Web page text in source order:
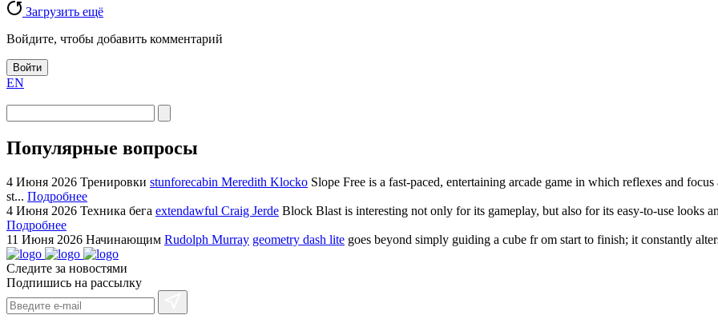
Загрузить ещё
Войдите, чтобы добавить комментарий
Войти
EN
Популярные вопросы
4 Июня 2026 Тренировки stunforecabin Meredith Klocko Slope Free is a fast-paced, entertaining arcade game in which reflexes and
st... Подробнее
4 Июня 2026 Техника бега extendawful Craig Jerde Block Blast is interesting not only for its gameplay, but also for its easy-to-use looks
Подробнее
11 Июня 2026 Начинающим Rudolph Murray geometry dash lite goes beyond simply guiding a cube fr om start to finish; it constantly
Следите за новостями
Подпишись на рассылку